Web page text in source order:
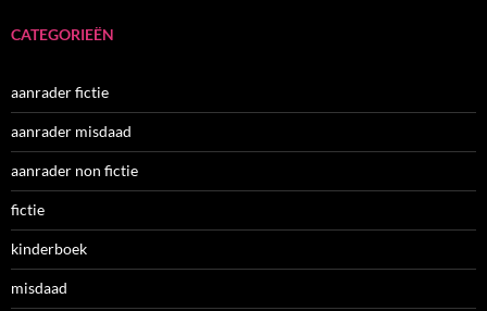
CATEGORIEËN
aanrader fictie
aanrader misdaad
aanrader non fictie
fictie
kinderboek
misdaad